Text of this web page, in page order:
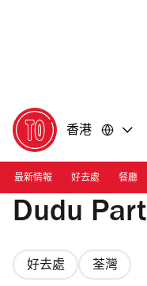
香港
最新情報 好去處 餐廳
Dudu
好去處 荃灣